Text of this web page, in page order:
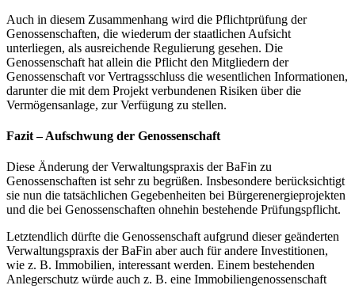
Auch in diesem Zusammenhang wird die Pflichtprüfung der
Genossenschaften, die wiederum der staatlichen Aufsicht
unterliegen, als ausreichende Regulierung gesehen. Die
Genossenschaft hat allein die Pflicht den Mitgliedern der
Genossenschaft vor Vertragsschluss die wesentlichen Informationen,
darunter die mit dem Projekt verbundenen Risiken über die
Vermögensanlage, zur Verfügung zu stellen.
Fazit – Aufschwung der Genossenschaft
Diese Änderung der Verwaltungspraxis der BaFin zu
Genossenschaften ist sehr zu begrüßen. Insbesondere berücksichtigt
sie nun die tatsächlichen Gegebenheiten bei Bürgerenergieprojekten
und die bei Genossenschaften ohnehin bestehende Prüfungspflicht.
Letztendlich dürfte die Genossenschaft aufgrund dieser geänderten
Verwaltungspraxis der BaFin aber auch für andere Investitionen,
wie z. B. Immobilien, interessant werden. Einem bestehenden
Anlegerschutz würde auch z. B. eine Immobiliengenossenschaft